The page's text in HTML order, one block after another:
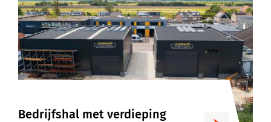
Bedrijfshal met verdieping